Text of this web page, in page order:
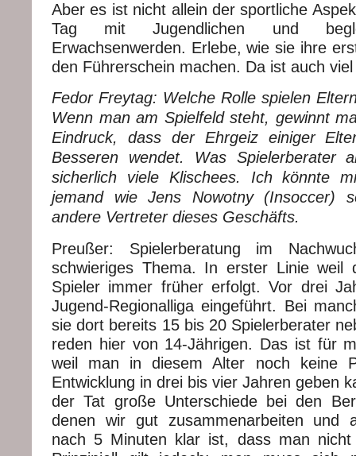
Aber es ist nicht allein der sportliche
Tag mit Jugendlichen und
Erwachsenwerden. Erlebe, wie sie ihre
den Führerschein machen. Da ist auch
Fedor Freytag: Welche Rolle spielen
Wenn man am Spielfeld steht, gewinnt
Eindruck, dass der Ehrgeiz einiger
Besseren wendet. Was Spielerberater
sicherlich viele Klischees. Ich könnte
jemand wie Jens Nowotny (Insoccer)
andere Vertreter dieses Geschäfts.
Preußer: Spielerberatung im
schwieriges Thema. In erster Linie weil
Spieler immer früher erfolgt. Vor drei
Jugend-Regionalliga eingeführt. Bei
sie dort bereits 15 bis 20 Spielerberater
reden hier von 14-Jährigen. Das ist für
weil man in diesem Alter noch keine
Entwicklung in drei bis vier Jahren geben
der Tat große Unterschiede bei den
denen wir gut zusammenarbeiten und
nach 5 Minuten klar ist, dass man nicht